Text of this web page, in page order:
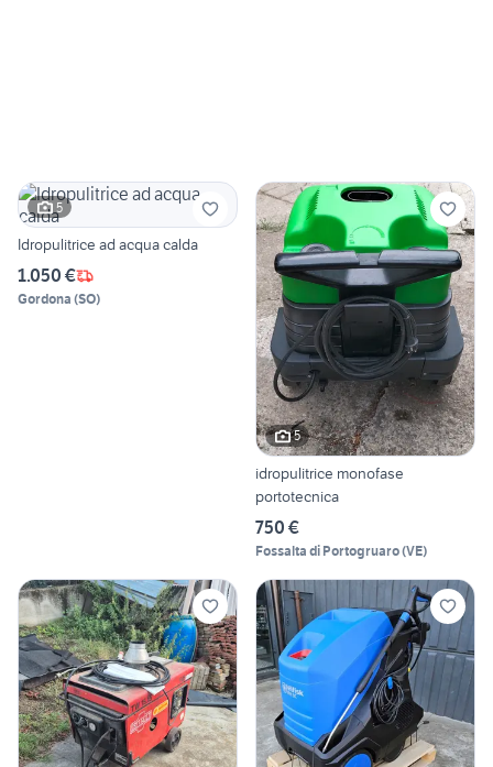
5
Idropulitrice ad acqua calda
1.050 €
Gordona (SO)
5
idropulitrice monofase
portotecnica
750 €
Fossalta di Portogruaro(VE)